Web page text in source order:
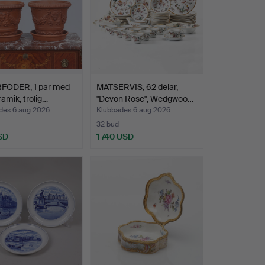
1 par med
trolig…
6 aug 2026
MATSERVIS, 62 delar,
"Devon Rose", Wedgwoo…
Klubbades 6 aug 2026
32 bud
1 740 USD